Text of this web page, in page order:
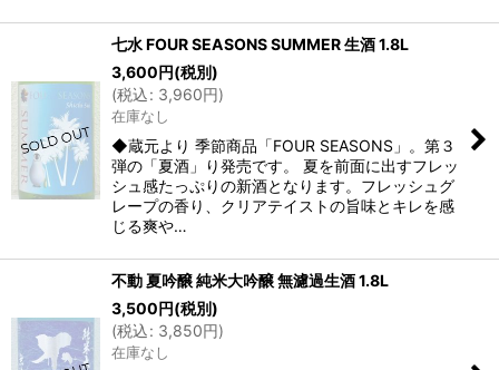
七水 FOUR SEASONS SUMMER 生酒 1.8L
3,600円(税別)
(税込: 3,960円)
在庫なし
◆蔵元より 季節商品「FOUR SEASONS」。第３
弾の「夏酒」り発売です。 夏を前面に出すフレッ
シュ感たっぷりの新酒となります。フレッシュグ
レープの香り、クリアテイストの旨味とキレを感
じる爽や…
不動 夏吟醸 純米大吟醸 無濾過生酒 1.8L
3,500円(税別)
(税込: 3,850円)
在庫なし